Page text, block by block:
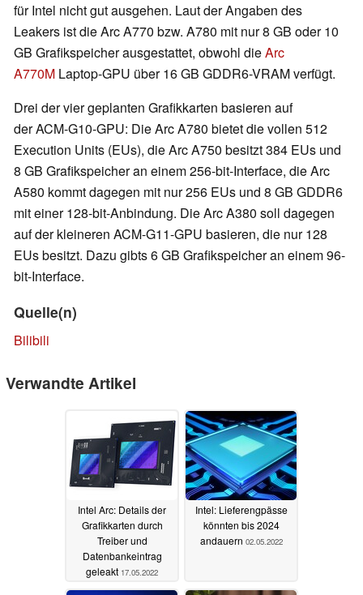
für Intel nicht gut ausgehen. Laut der Angaben des
Leakers ist die Arc A770 bzw. A780 mit nur 8 GB oder 10
GB Grafikspeicher ausgestattet, obwohl dieArc
A770M Laptop-GPU über 16 GB GDDR6-VRAM verfügt.
Drei der vier geplanten Grafikkarten basieren auf
der ACM-G10-GPU: Die Arc A780 bietet die vollen 512
Execution Units (EUs), die Arc A750 besitzt 384 EUs und
8 GB Grafikspeicher an einem 256-bit-Interface, die Arc
A580 kommt dagegen mit nur 256 EUs und 8 GB GDDR6
mit einer 128-bit-Anbindung. Die Arc A380 soll dagegen
auf der kleineren ACM-G11-GPU basieren, die nur 128
EUs besitzt. Dazu gibts 6 GB Grafikspeicher an einem 96-
bit-Interface.
Quelle(n)
Bilibili
Verwandte Artikel
Intel Arc: Details der
Grafikkarten durch
Treiber und
Datenbankeintrag
geleakt 17.05.2022
Intel: Lieferengpässe
könnten bis 2024
andauern 02.05.2022